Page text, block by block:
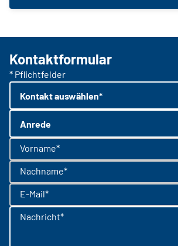
Kontaktformular
* Pflichtfelder
Kontakt auswählen*
Anrede
Vorname*
Nachname*
E-Mail*
Nachricht*